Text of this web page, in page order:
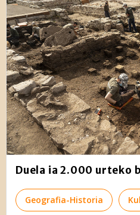
Duela ia 2.000 urteko
Geografia-Historia